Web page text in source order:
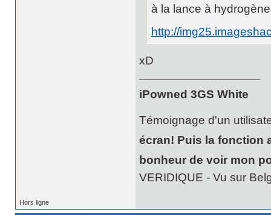
à la lance à
http://
xD
iPowned 3GS White
Témoignage d'un
écran! Puis la fonction
bonheur de voir mon
VERIDIQUE - Vu sur
Hors ligne